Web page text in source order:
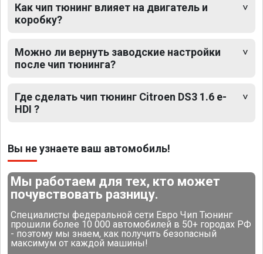
Как чип тюнинг влияет на двигатель и
коробку?
Можно ли вернуть заводские настройки
после чип тюнинга?
Где сделать чип тюнинг Citroen DS3 1.6 e-
HDI ?
Вы не узнаете ваш автомобиль!
Мы работаем для тех, кто может
почувствовать разницу.
Специалисты федеральной сети Евро Чип Тюнинг
прошили более 10 000 автомобилей в 50+ городах РФ
- поэтому мы знаем, как получить безопасный
максимум от каждой машины!